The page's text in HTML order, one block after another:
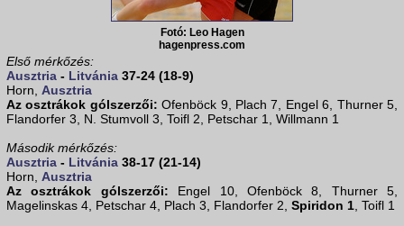
Fotó: Leo Hagen
hagenpress.com
Első mérkőzés:
Ausztria - Litvánia 37-24 (18-9)
Horn, Ausztria
Az osztrákok gólszerzői: Ofenböck 9, Plach 7, Engel 6, Thurner 5,
Flandorfer 3, N. Stumvoll 3, Toifl 2, Petschar 1, Willmann 1
Második mérkőzés:
Ausztria - Litvánia 38-17 (21-14)
Horn, Ausztria
Az osztrákok gólszerzői: Engel 10, Ofenböck 8, Thurner 5,
Magelinskas 4, Petschar 4, Plach 3, Flandorfer 2, Spiridon 1 , Toifl 1